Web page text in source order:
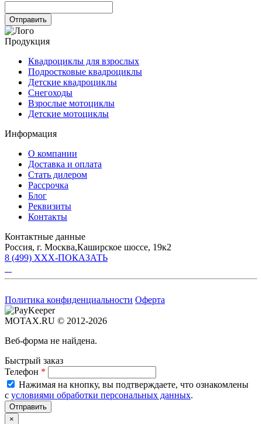
Продукция
Квадроциклы для взрослых
Подростковые квадроциклы
Детские квадроциклы
Снегоходы
Взрослые мотоциклы
Детские мотоциклы
Информация
О компании
Доставка и оплата
Стать дилером
Рассрочка
Блог
Реквизиты
Контакты
Контактные данные
Россия, г. Москва,Каширское шоссе, 19к2
8 (499) XXX-ПОКАЗАТЬ
Политика конфиденциальности Оферта
MOTAX.RU © 2012-2026
Веб-форма не найдена.
Быстрый заказ
Телефон *
Нажимая на кнопку, вы подтверждаете, что ознакомлены
с условиями обработки персональных данных.
×